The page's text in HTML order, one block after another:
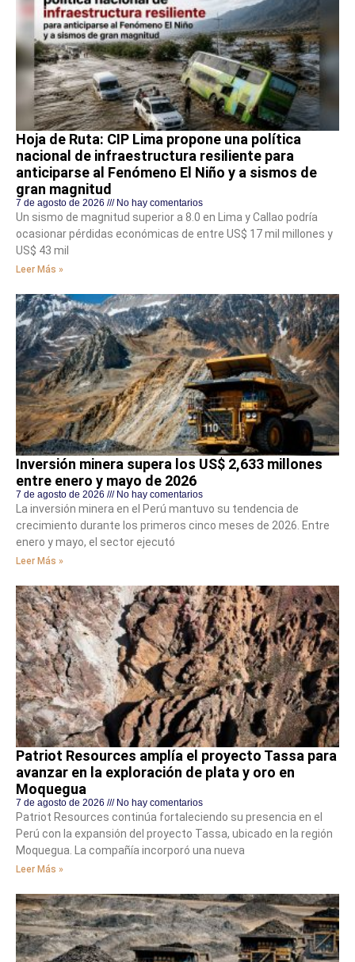
Hoja de Ruta: CIP Lima propone una política
nacional de infraestructura resiliente para
anticiparse al Fenómeno El Niño y a sismos de
gran magnitud
7 de agosto de 2026 No hay comentarios
Un sismo de magnitud superior a 8.0 en Lima y Callao podría
ocasionar pérdidas económicas de entre US$ 17 mil millones y
US$ 43 mil
Leer Más »
Inversión minera supera los US$ 2,633 millones
entre enero y mayo de 2026
7 de agosto de 2026 No hay comentarios
La inversión minera en el Perú mantuvo su tendencia de
crecimiento durante los primeros cinco meses de 2026. Entre
enero y mayo, el sector ejecutó
Leer Más »
Patriot Resources amplía el proyecto Tassa para
avanzar en la exploración de plata y oro en
Moquegua
7 de agosto de 2026 No hay comentarios
Patriot Resources continúa fortaleciendo su presencia en el
Perú con la expansión del proyecto Tassa, ubicado en la región
Moquegua. La compañía incorporó una nueva
Leer Más »